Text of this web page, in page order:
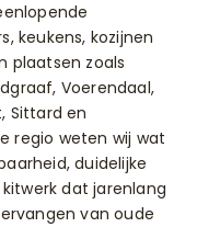
keukens, kozijnen
plaatsen zoals
Voerendaal,
Sittard en
regio weten wij wat
duidelijke
dat jarenlang
van oude